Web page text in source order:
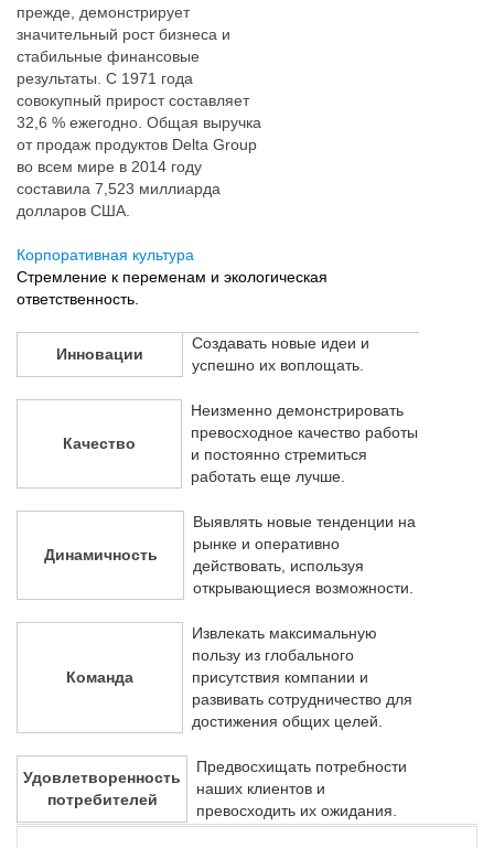
прежде, демонстрирует
значительный рост бизнеса и
стабильные финансовые
результаты. С 1971 года
совокупный прирост составляет
32,6 % ежегодно. Общая выручка
от продаж продуктов Delta Group
во всем мире в 2014 году
составила 7,523 миллиарда
долларов США.
Корпоративная культура
Стремление к переменам и экологическая
ответственность.
Инновации
Создавать новые идеи и
успешно их воплощать.
Качество
Неизменно демонстрировать
превосходное качество работы
и постоянно стремиться
работать еще лучше.
Динамичность
Выявлять новые тенденции на
рынке и оперативно
действовать, используя
открывающиеся возможности.
Команда
Извлекать максимальную
пользу из глобального
присутствия компании и
развивать сотрудничество для
достижения общих целей.
Удовлетворенность
потребителей
Предвосхищать потребности
наших клиентов и
превосходить их ожидания.